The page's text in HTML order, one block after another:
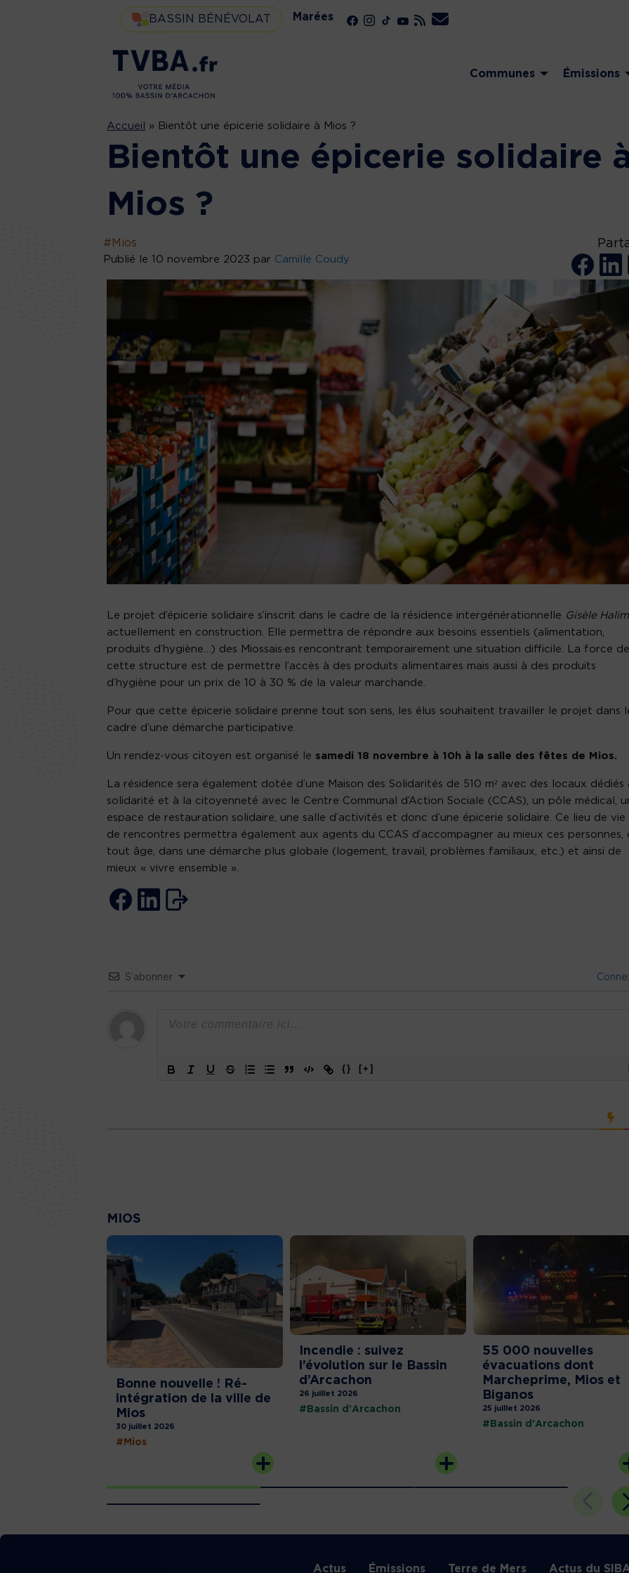
BASSIN BÉNÉVOLAT Marées
Communes Émissions
Accueil » Bientôt une épicerie solidaire à Mios ?
Bientôt une épicerie solidaire
Mios ?
#Mios
Publié le 10 novembre 2023 par Camille Coudy
Le projet d’épicerie solidaire s’inscrit dans le cadre de la résidence intergénérationnelle Gisèle
actuellement en construction. Elle permettra de répondre aux besoins essentiels (alimentation,
produits d’hygiène…) des Miossais·es rencontrant temporairement une situation difficile. La force de
cette structure est de permettre l’accès à des produits alimentaires mais aussi à des produits
d’hygiène pour un prix de 10 à 30 % de la valeur marchande.
Pour que cette épicerie solidaire prenne tout son sens, les élus souhaitent travailler le projet dans
cadre d’une démarche participative.
Un rendez-vous citoyen est organisé le samedi 18 novembre à 10h à la salle des fêtes de Mios.
La résidence sera également dotée d’une Maison des Solidarités de 510 m² avec des locaux dédiés
solidarité et à la citoyenneté avec le Centre Communal d’Action Sociale (CCAS), un pôle médical,
espace de restauration solidaire, une salle d’activités et donc d’une épicerie solidaire. Ce lieu de
de rencontres permettra également aux agents du CCAS d’accompagner au mieux ces personnes,
tout âge, dans une démarche plus globale (logement, travail, problèmes familiaux, etc.) et ainsi de
mieux « vivre ensemble ».
S’abonner
{} [+]
MIOS
Bonne nouvelle ! Ré-
intégration de la ville de
Mios
30 juillet 2026
#Mios
Incendie : suivez
l’évolution sur le Bassin
d’Arcachon
26 juillet 2026
#Bassin d'Arcachon
55 000 nouvelles
évacuations dont
Marcheprime, Mios et
Biganos
25 juillet 2026
#Bassin d'Arcachon
Actus Émissions Terre de Mers Actus du